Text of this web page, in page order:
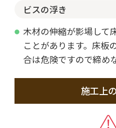
ビスの浮き
木材の伸縮が影場して
ことがあります。床板
合は危険ですので締め
施工上